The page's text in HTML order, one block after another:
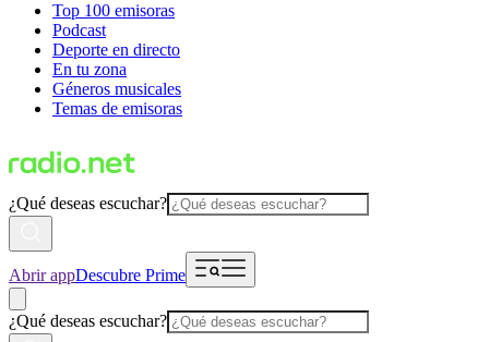
Top 100 emisoras
Podcast
Deporte en directo
En tu zona
Géneros musicales
Temas de emisoras
¿Qué deseas escuchar?
Abrir appDescubre Prime
¿Qué deseas escuchar?